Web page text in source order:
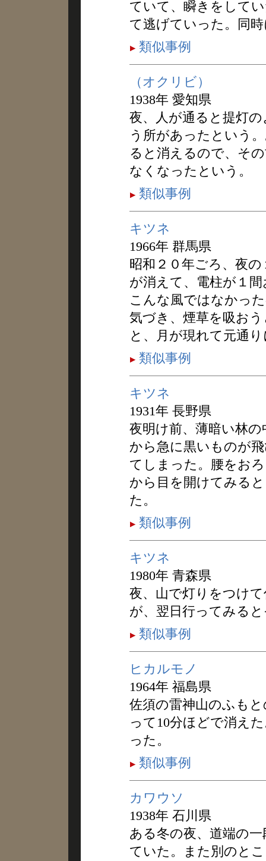
ていて、瞬きをして
て逃げていった。同
類似事例
（オクリビ）
1938年 愛知県
夜、人が通ると提灯
う所があったという
ると消えるので、そ
なくなったという。
類似事例
キツネ
1966年 群馬県
昭和２０年ごろ、夜
が消えて、電柱が１
こんな風ではなかっ
気づき、煙草を吸お
と、月が現れて元通
類似事例
キツネ
1931年 長野県
夜明け前、薄暗い林
から急に黒いものが
てしまった。腰をお
から目を開けてみる
た。
類似事例
キツネ
1980年 青森県
夜、山で灯りをつけ
が、翌日行ってみる
類似事例
ヒカルモノ
1964年 福島県
佐須の雷神山のふも
って10分ほどで消え
った。
類似事例
カワウソ
1938年 石川県
ある冬の夜、道端の
ていた。また別のと